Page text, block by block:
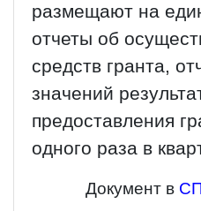
размещают на
отчеты об
средств гранта,
значений
предоставления
одного раза в
Документ в